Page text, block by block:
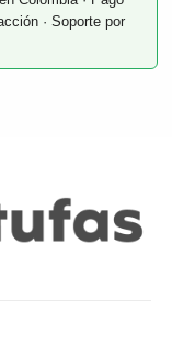
· Soporte por